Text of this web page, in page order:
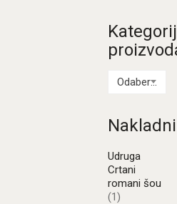
Odaberi kategoriju
Udruga
Crtani
romani šou
(1)